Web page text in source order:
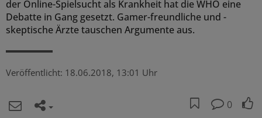
der Online-Spielsucht als Krankheit hat die WHO eine
Debatte in Gang gesetzt. Gamer-freundliche und -
skeptische Ärzte tauschen Argumente aus.
Veröffentlicht: 18.06.2018, 13:01 Uhr
0